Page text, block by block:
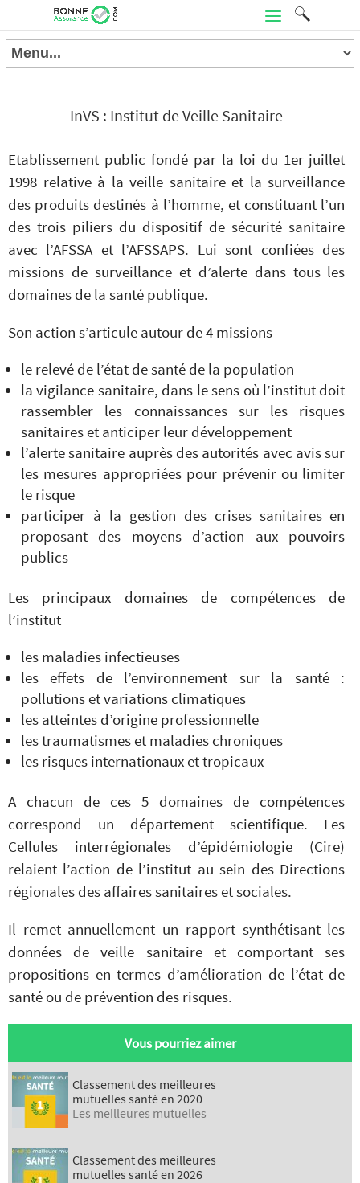
InVS : Institut de Veille Sanitaire
Etablissement public fondé par la loi du 1er juillet
1998 relative à la veille sanitaire et la surveillance
des produits destinés à l’homme, et constituant l’un
des trois piliers du dispositif de sécurité sanitaire
avec l’AFSSA et l’AFSSAPS. Lui sont confiées des
missions de surveillance et d’alerte dans tous les
domaines de la santé publique.
Son action s’articule autour de 4 missions
le relevé de l’état de santé de la population
la vigilance sanitaire, dans le sens où l’institut doit
rassembler les connaissances sur les risques
sanitaires et anticiper leur développement
l’alerte sanitaire auprès des autorités avec avis sur
les mesures appropriées pour prévenir ou limiter
le risque
participer à la gestion des crises sanitaires en
proposant des moyens d’action aux pouvoirs
publics
Les principaux domaines de compétences de
l’institut
les maladies infectieuses
les effets de l’environnement sur la santé :
pollutions et variations climatiques
les atteintes d’origine professionnelle
les traumatismes et maladies chroniques
les risques internationaux et tropicaux
A chacun de ces 5 domaines de compétences
correspond un département scientifique. Les
Cellules interrégionales d’épidémiologie (Cire)
relaient l’action de l’institut au sein des Directions
régionales des affaires sanitaires et sociales.
Il remet annuellement un rapport synthétisant les
données de veille sanitaire et comportant ses
propositions en termes d’amélioration de l’état de
santé ou de prévention des risques.
Vous pourriez aimer
Classement des meilleures
mutuelles santé en 2020
Les meilleures mutuelles
Classement des meilleures
mutuelles santé en 2026